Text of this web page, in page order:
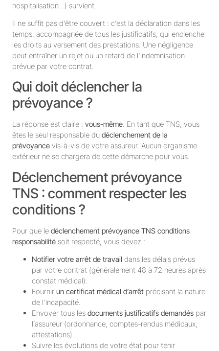
hospitalisation…) survient.
Il ne suffit pas d’être couvert : c’est la déclaration dans les
temps, accompagnée de tous les justificatifs, qui enclenche
les droits au versement des prestations. Une négligence
peut entraîner un rejet ou un retard de l’indemnisation
prévue par votre contrat.
Qui doit déclencher la
prévoyance ?
La réponse est claire : vous-même. En tant que TNS, vous
êtes le seul responsable du déclenchement de la
prévoyance vis-à-vis de votre assureur. Aucun organisme
extérieur ne se chargera de cette démarche pour vous.
Déclenchement prévoyance
TNS : comment respecter les
conditions ?
Pour que le déclenchement prévoyance TNS conditions
responsabilité soit respecté, vous devez :
Notifier votre arrêt de travail dans les délais prévus
par votre contrat (généralement 48 à 72 heures après
constat médical).
Fournir un certificat médical d’arrêt précisant la nature
de l’incapacité.
Envoyer tous les documents justificatifs demandés par
l’assureur (ordonnance, comptes-rendus médicaux,
attestations).
Suivre les évolutions de votre état pour tenir